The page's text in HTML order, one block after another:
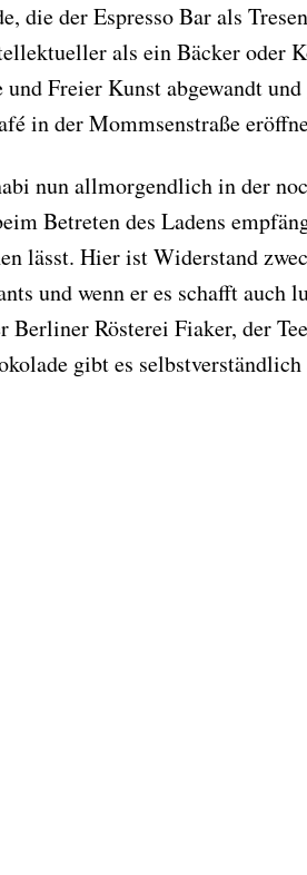
die der Espresso Bar als
als ein Bäcker oder
und Freier Kunst abgewandt
in der Mommsenstraße
nun allmorgendlich in der
Betreten des Ladens
lässt. Hier ist Widerstand
und wenn er es schafft auch
Berliner Rösterei Fiaker, der
gibt es selbstverständlich